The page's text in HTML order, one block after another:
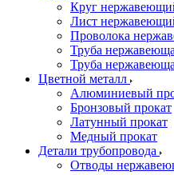
Круг
Лист
Проволока
Труба
Труба
Цветной металл
Алюминиевый
Бронзовый прокат
Латунный прокат
Медный прокат
Детали трубопровода
Отводы